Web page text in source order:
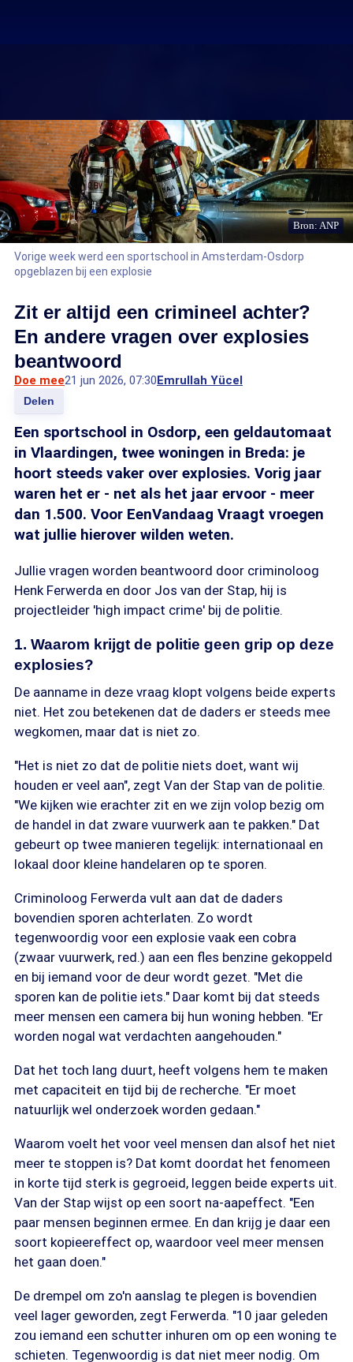
Bron: ANP
Vorige week werd een sportschool in Amsterdam-Osdorp
opgeblazen bij een explosie
Zit er altijd een crimineel achter?
En andere vragen over explosies
beantwoord
Doe mee21 jun 2026, 07:30Emrullah Yücel
Delen
Een sportschool in Osdorp, een geldautomaat
in Vlaardingen, twee woningen in Breda: je
hoort steeds vaker over explosies. Vorig jaar
waren het er - net als het jaar ervoor - meer
dan 1.500. Voor EenVandaag Vraagt vroegen
wat jullie hierover wilden weten.
Jullie vragen worden beantwoord door criminoloog
Henk Ferwerda en door Jos van der Stap, hij is
projectleider 'high impact crime' bij de politie.
1. Waarom krijgt de politie geen grip op deze
explosies?
De aanname in deze vraag klopt volgens beide experts
niet. Het zou betekenen dat de daders er steeds mee
wegkomen, maar dat is niet zo.
"Het is niet zo dat de politie niets doet, want wij
houden er veel aan", zegt Van der Stap van de politie.
"We kijken wie erachter zit en we zijn volop bezig om
de handel in dat zware vuurwerk aan te pakken." Dat
gebeurt op twee manieren tegelijk: internationaal en
lokaal door kleine handelaren op te sporen.
Criminoloog Ferwerda vult aan dat de daders
bovendien sporen achterlaten. Zo wordt
tegenwoordig voor een explosie vaak een cobra
(zwaar vuurwerk, red.) aan een fles benzine gekoppeld
en bij iemand voor de deur wordt gezet. "Met die
sporen kan de politie iets." Daar komt bij dat steeds
meer mensen een camera bij hun woning hebben. "Er
worden nogal wat verdachten aangehouden."
Dat het toch lang duurt, heeft volgens hem te maken
met capaciteit en tijd bij de recherche. "Er moet
natuurlijk wel onderzoek worden gedaan."
Waarom voelt het voor veel mensen dan alsof het niet
meer te stoppen is? Dat komt doordat het fenomeen
in korte tijd sterk is gegroeid, leggen beide experts uit.
Van der Stap wijst op een soort na-aapeffect. "Een
paar mensen beginnen ermee. En dan krijg je daar een
soort kopieereffect op, waardoor veel meer mensen
het gaan doen."
De drempel om zo'n aanslag te plegen is bovendien
veel lager geworden, zegt Ferwerda. "10 jaar geleden
zou iemand een schutter inhuren om op een woning te
schieten. Tegenwoordig is dat niet meer nodig. Om